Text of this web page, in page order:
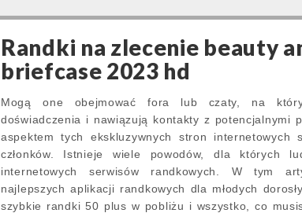
Randki na zlecenie beauty
briefcase 2023 hd
Mogą one obejmować fora lub czaty, na
doświadczenia i nawiązują kontakty z potencjalnymi
aspektem tych ekskluzywnych stron
członków. Istnieje wiele powodów, dla których
internetowych serwisów randkowych. W tym
najlepszych aplikacji randkowych dla młodych
szybkie randki 50 plus w pobliżu i wszystko, co